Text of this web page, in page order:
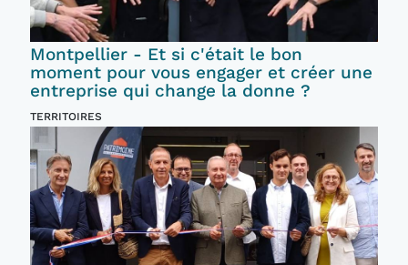
Montpellier - Et si c'était le bon
moment pour vous engager et créer une
entreprise qui change la donne ?
TERRITOIRES